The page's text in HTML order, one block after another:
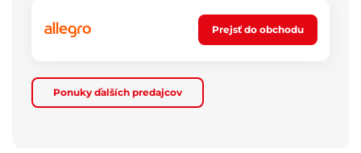
Prejsť do obchodu
Ponuky ďalších predajcov